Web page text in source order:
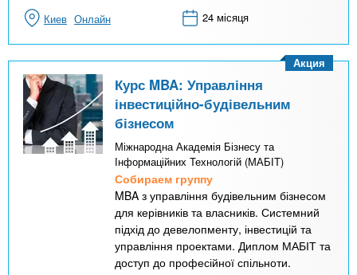
Киев Онлайн 24 місяця
Курс MBA: Управління
інвестиційно-будівельним
бізнесом
Міжнародна Академія Бізнесу та
Інформаційних Технологій (МАБІТ)
Собираем группу
MBA з управління будівельним бізнесом
для керівників та власників. Системний
підхід до девелопменту, інвестицій та
управління проектами. Диплом МАБІТ та
доступ до професійної спільноти.
Акция